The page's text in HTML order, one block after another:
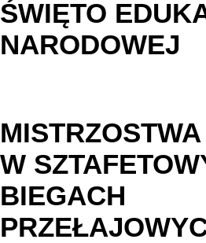
ŚWIĘTO
NARODOWEJ
W
BIEGACH